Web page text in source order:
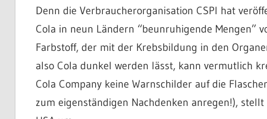
Denn die Verbraucherorganisation CSPI hat
Cola in neun Ländern “beunruhigende Mengen”
Farbstoff, der mit der Krebsbildung in den
also Cola dunkel werden lässt, kann vermutlich
Cola Company keine Warnschilder auf die
zum eigenständigen Nachdenken anregen!),